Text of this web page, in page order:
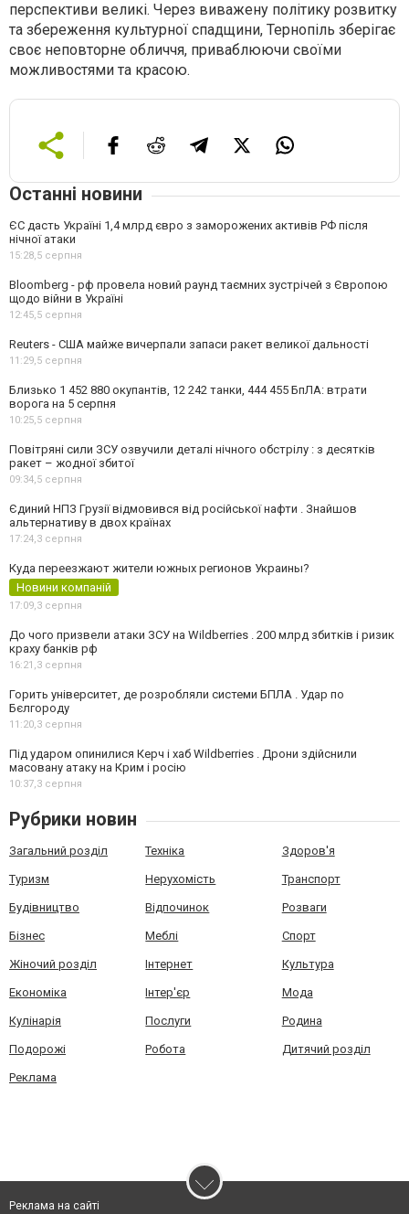
перспективи великі. Через виважену політику розвитку
та збереження культурної спадщини, Тернопіль зберігає
своє неповторне обличчя, приваблюючи своїми
можливостями та красою.
Останні новини
ЄС дасть Україні 1,4 млрд євро з заморожених активів РФ після
нічної атаки
15:28,5 серпня
Bloomberg - рф провела новий раунд таємних зустрічей з Європою
щодо війни в Україні
12:45,5 серпня
Reuters - США майже вичерпали запаси ракет великої дальності
11:29,5 серпня
Близько 1 452 880 окупантів, 12 242 танки, 444 455 БпЛА: втрати
ворога на 5 серпня
10:25,5 серпня
Повітряні сили ЗСУ озвучили деталі нічного обстрілу : з десятків
ракет – жодної збитої
09:34,5 серпня
Єдиний НПЗ Грузії відмовився від російської нафти . Знайшов
альтернативу в двох країнах
17:24,3 серпня
Куда переезжают жители южных регионов Украины?
Новини компаній
17:09,3 серпня
До чого призвели атаки ЗСУ на Wildberries . 200 млрд збитків і ризик
краху банків рф
16:21,3 серпня
Горить університет, де розробляли системи БПЛА . Удар по
Бєлгороду
11:20,3 серпня
Під ударом опинилися Керч і хаб Wildberries . Дрони здійснили
масовану атаку на Крим і росію
10:37,3 серпня
Рубрики новин
Загальний розділ Техніка Здоров'я
Туризм Нерухомість Транспорт
Будівництво Відпочинок Розваги
Бізнес Меблі Спорт
Жіночий розділ Інтернет Культура
Економіка Інтер'єр Мода
Кулінарія Послуги Родина
Подорожі Робота Дитячий розділ
Реклама
Реклама на сайті